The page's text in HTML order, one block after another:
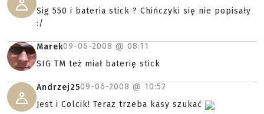
Sig 550 i bateria stick ? Chińczyki się nie popisały
:/
Marek09-06-2008 @ 08:11
SIG TM też miał baterię stick
Andrzej2509-06-2008 @ 10:52
Jest i Colcik! Teraz trzeba kasy szukać